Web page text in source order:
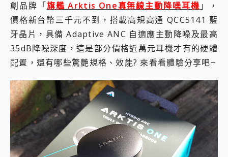
動靜皆宜「HUAWEI FreeArc」開放式耳掛耳機，無感配戴! 超穩超服貼，音質、通話也很優質
好玩好拍 vivo V50 ~ 口袋裡的 Zeiss 潮流攝影棚!
給 MSI Claw 系列電競掌機 最完美的家 MSI Nest Docking Station 掌機專屬擴充底座 開箱 評測
B&O 精品級音響! Home+ 中嘉寬頻 SoundBox 劇院串流盒 開箱 評測
2億 APO蔡司長焦神機降臨~ vivo X200 Pro、vivo X200 就是這麼好拍
3 個超值 MHN 飛人工具分享~~ iToolab AnyGo 魔物獵人 Now飛人 ios教學 不出門也可以到處走
Locawhere AnyTo 寶可夢飛人 AnyTo 不出門也可以飛遍全世界
小體積 40000mAh 超大容量 一次充5個設備 充好充滿 CUKTECH 酷態科 300W 微型充電站 開箱 評測
97.3% 恢復率，資料救援就是這麼簡單 EaseUS Data Recovery Wizard Free 18.0.0 業界最好的資料救援軟體
磁碟系統大風吹 有了 磁碟管理程式 EaseUS Partition Master 就是這麼簡單
全新 SONY Xperia 1 VI 開箱! 相機實測! 長焦覆蓋更遠更清晰、2日長續航、頂尖影音娛樂效能~
Xiaomi 14 Ultra 開箱 評測~ 有深度的 Leica 影像旗艦手機! 加碼小旗艦 Xiaomi 14 開箱 評測
創品牌「旗艦 Arktis One真無線主動降噪耳機 」，
價格新台幣三千元不到，搭載高規高通 QCC5141 藍
牙晶片，具備 Adaptive ANC 自適應主動降噪及最高
35dB降噪深度，這是部分價格近萬元耳機才有的硬體
配置，還有哪些驚艷規格、效能? 來看看體驗分享吧~